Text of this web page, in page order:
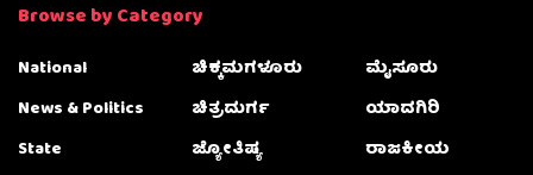
Browse by Category
National
News & Politics
State
ಚಿಕ್ಕಮಗಳೂರು
ಚಿತ್ರದುರ್ಗ
ಜ್ಯೋತಿಷ್ಯ
ಮೈಸೂರು
ಯಾದಗಿರಿ
ರಾಜಕೀಯ